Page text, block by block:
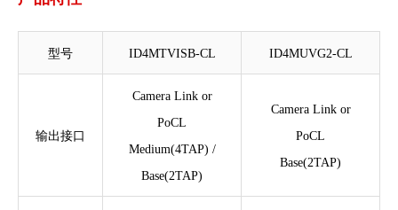
型号 ID4MTVISB-CL ID4MUVG2-CL
输出接口
Camera Link or
PoCL
Medium(4TAP) /
Base(2TAP)
Camera Link or
PoCL
Base(2TAP)